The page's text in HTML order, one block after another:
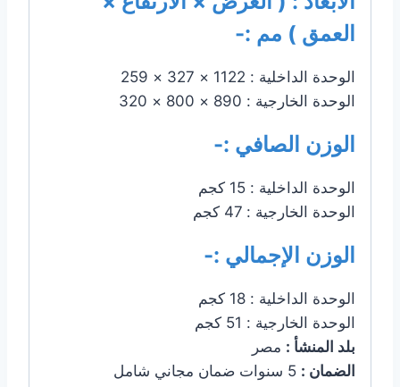
العمق ) مم :-
الوحدة الداخلية : 1122 × 327 × 259
الوحدة الخارجية : 890 × 800 × 320
الوزن الصافي :-
الوحدة الداخلية : 15 كجم
الوحدة الخارجية : 47 كجم
الوزن الإجمالي :-
الوحدة الداخلية : 18 كجم
الوحدة الخارجية : 51 كجم
بلد المنشأ : مصر
الضمان :